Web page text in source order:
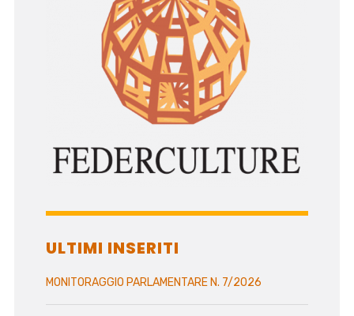
ULTIMI INSERITI
MONITORAGGIO PARLAMENTARE N. 7/2026